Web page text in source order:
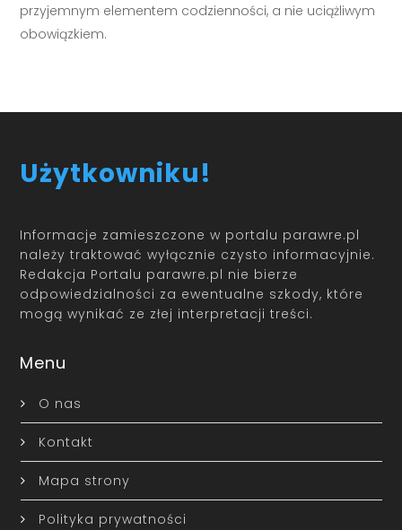
przyjemnym elementem codzienności, a nie uciążliwym
obowiązkiem.
Użytkowniku!
Informacje zamieszczone w portalu parawre.pl
należy traktować wyłącznie czysto informacyjnie.
Redakcja Portalu parawre.pl nie bierze
odpowiedzialności za ewentualne szkody, które
mogą wynikać ze złej interpretacji treści.
Menu
O nas
Kontakt
Mapa strony
Polityka prywatności